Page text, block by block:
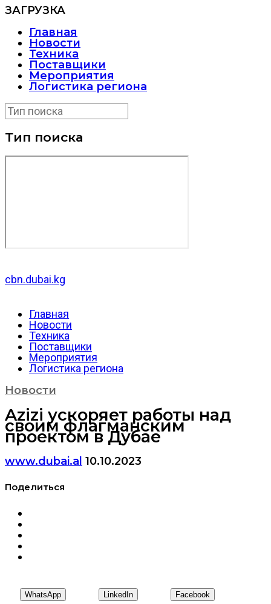
ЗАГРУЗКА
Главная
Новости
Техника
Поставщики
Мероприятия
Логистика региона
Тип поиска
cbn.dubai.kg
Главная
Новости
Техника
Поставщики
Мероприятия
Логистика региона
Новости
Azizi ускоряет работы над
своим флагманским
проектом в Дубае
www.dubai.al 10.10.2023
Поделиться
WhatsApp LinkedIn Facebook